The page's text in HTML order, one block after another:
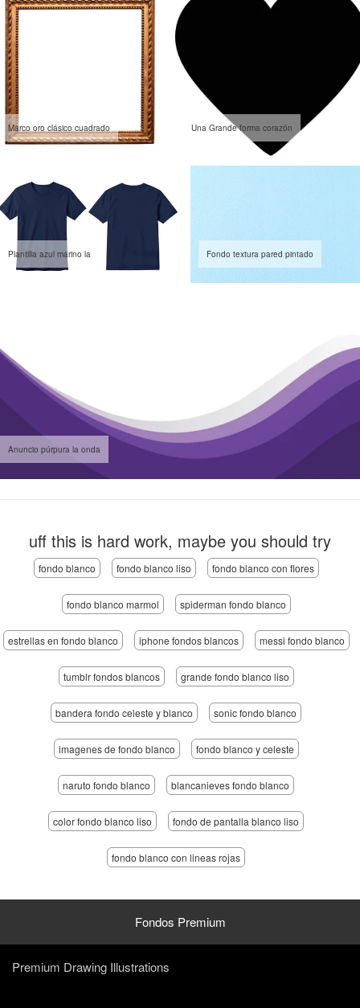
Marco oro clásico cuadrado Una Grande forma corazón
Plantilla azul marino la Fondo textura pared pintado
Anuncio púrpura la onda
uff this is hard work, maybe you should try
fondo blanco fondo blanco liso fondo blanco con flores
fondo blanco marmol spiderman fondo blanco
estrellas en fondo blanco iphone fondos blancos messi fondo blanco
tumblr fondos blancos grande fondo blanco liso
bandera fondo celeste y blanco sonic fondo blanco
imagenes de fondo blanco fondo blanco y celeste
naruto fondo blanco blancanieves fondo blanco
color fondo blanco liso fondo de pantalla blanco liso
fondo blanco con lineas rojas
Fondos Premium
Premium Drawing Illustrations